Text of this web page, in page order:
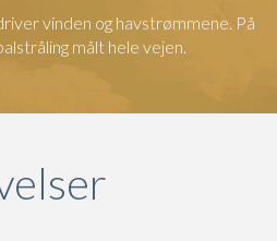
vinden og havstrømmene. På
målt hele vejen.